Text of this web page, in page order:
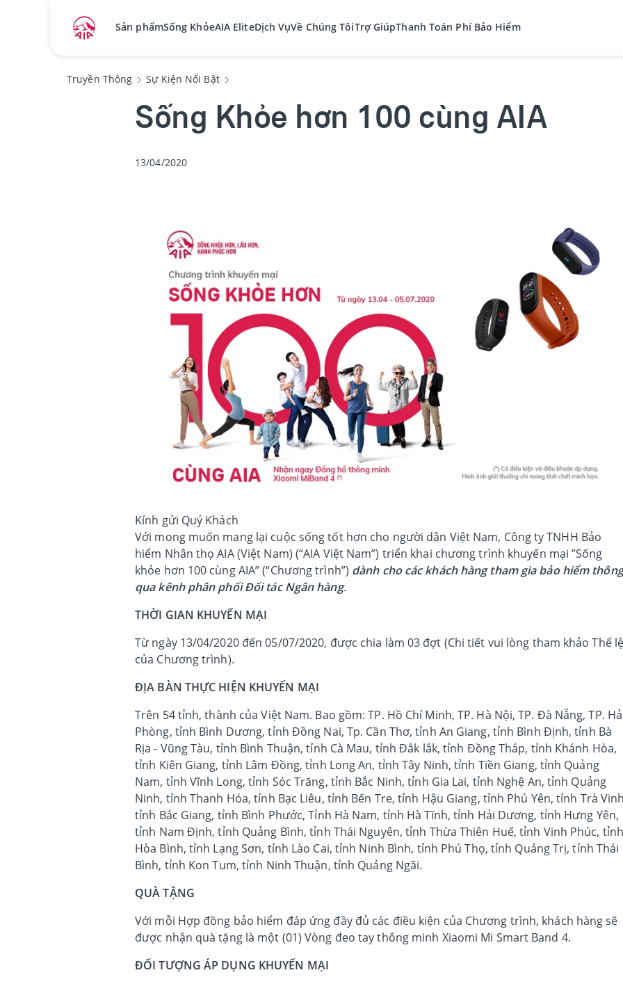
Sản phẩmSống KhỏeAIA EliteDịch VụVề Chúng TôiTrợ GiúpThanh Toán Phí Bảo Hiểm
Truyền Thông Sự Kiện Nổi Bật
Sống Khỏe hơn 100 cùng AIA
13/04/2020
Kính gửi Quý Khách
Với mong muốn mang lại cuộc sống tốt hơn cho người dân Việt Nam, Công ty TNHH Bảo
hiểm Nhân thọ AIA (Việt Nam) (“AIA Việt Nam”) triển khai chương trình khuyến mại ”Sống
khỏe hơn 100 cùng AIA” (“Chương trình”) dành cho các khách hàng tham gia bảo hiểm thông
qua kênh phân phối Đối tác Ngân hàng.
THỜI GIAN KHUYẾN MẠI
Từ ngày 13/04/2020 đến 05/07/2020, được chia làm 03 đợt (Chi tiết vui lòng tham khảo Thể
của Chương trình).
ĐỊA BÀN THỰC HIỆN KHUYẾN MẠI
Trên 54 tỉnh, thành của Việt Nam. Bao gồm: TP. Hồ Chí Minh, TP. Hà Nội, TP. Đà Nẵng, TP.
Phòng, tỉnh Bình Dương, tỉnh Đồng Nai, Tp. Cần Thơ, tỉnh An Giang, tỉnh Bình Định, tỉnh Bà
Rịa - Vũng Tàu, tỉnh Bình Thuận, tỉnh Cà Mau, tỉnh Đắk lắk, tỉnh Đồng Tháp, tỉnh Khánh Hòa,
tỉnh Kiên Giang, tỉnh Lâm Đồng, tỉnh Long An, tỉnh Tây Ninh, tỉnh Tiền Giang, tỉnh Quảng
Nam, tỉnh Vĩnh Long, tỉnh Sóc Trăng, tỉnh Bắc Ninh, tỉnh Gia Lai, tỉnh Nghệ An, tỉnh Quảng
Ninh, tỉnh Thanh Hóa, tỉnh Bạc Liêu, tỉnh Bến Tre, tỉnh Hậu Giang, tỉnh Phú Yên, tỉnh Trà
tỉnh Bắc Giang, tỉnh Bình Phước, Tỉnh Hà Nam, tỉnh Hà Tĩnh, tỉnh Hải Dương, tỉnh Hưng Yên,
tỉnh Nam Định, tỉnh Quảng Bình, tỉnh Thái Nguyên, tỉnh Thừa Thiên Huế, tỉnh Vinh Phúc,
Hòa Bình, tỉnh Lạng Sơn, tỉnh Lào Cai, tỉnh Ninh Bình, tỉnh Phú Thọ, tỉnh Quảng Trị, tỉnh Thái
Bình, tỉnh Kon Tum, tỉnh Ninh Thuận, tỉnh Quảng Ngãi.
QUÀ TẶNG
Với mỗi Hợp đồng bảo hiểm đáp ứng đầy đủ các điều kiện của Chương trình, khách hàng sẽ
được nhận quà tặng là một (01) Vòng đeo tay thông minh Xiaomi Mi Smart Band 4.
ĐỐI TƯỢNG ÁP DỤNG KHUYẾN MẠI